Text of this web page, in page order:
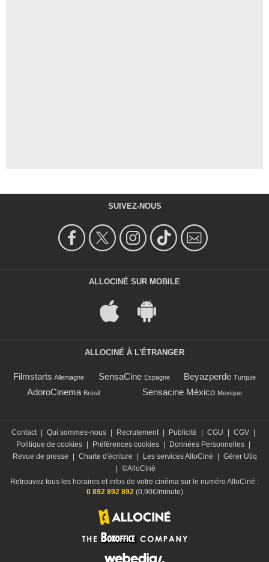
SUIVEZ-NOUS
ALLOCINÉ SUR MOBILE
ALLOCINÉ À L'ÉTRANGER
Filmstarts Allemagne SensaCine Espagne Beyazperde Turquie
AdoroCinema Brésil Sensacine México Mexique
Contact Qui sommes-nous Recrutement Publicité CGU CGV
Politique de cookies
Préférences cookies Données Personnelles
Revue de presse
Charte d'écriture Les services AlloCiné
Gérer Utiq
©AlloCiné
Retrouvez tous les horaires et infos de votre cinéma sur le numéro AlloCiné :
0 892 892 892(0,90€/minute)